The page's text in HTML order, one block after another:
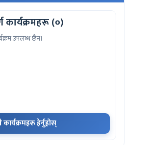
कार्यक्रमहरू (०)
उपलब्ध छैन।
हेर्नुहोस्